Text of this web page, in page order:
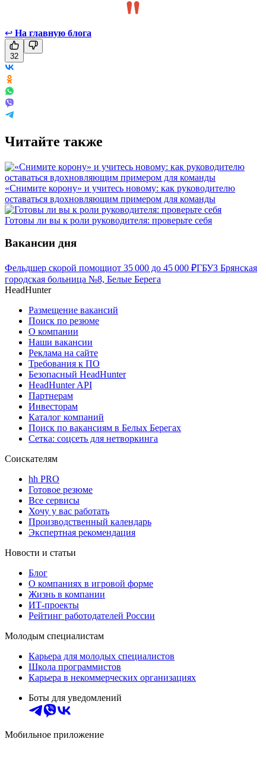
↩ На главную блога
32
Читайте также
«Снимите корону» и учитесь новому: как руководителю
оставаться вдохновляющим примером для команды
Готовы ли вы к роли руководителя: проверьте себя
Вакансии дня
Фельдшер скорой помощиот 35 000 до 45 000 ₽ГБУЗ Брянская
городская больница №8, Белые Берега
HeadHunter
Размещение вакансий
Поиск по резюме
О компании
Наши вакансии
Реклама на сайте
Требования к ПО
Безопасный HeadHunter
HeadHunter API
Партнерам
Инвесторам
Каталог компаний
Поиск по вакансиям в Белых Берегах
Сетка: соцсеть для нетворкинга
Соискателям
hh PRO
Готовое резюме
Все сервисы
Хочу у вас работать
Производственный календарь
Экспертная рекомендация
Новости и статьи
Блог
О компаниях в игровой форме
Жизнь в компании
ИТ-проекты
Рейтинг работодателей России
Молодым специалистам
Карьера для молодых специалистов
Школа программистов
Карьера в некоммерческих организациях
Боты для уведомлений
Мобильное приложение